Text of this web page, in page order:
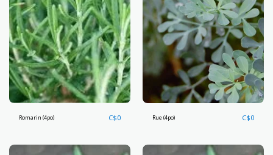
Romarin (4po) C$0 Rue (4po) C$0